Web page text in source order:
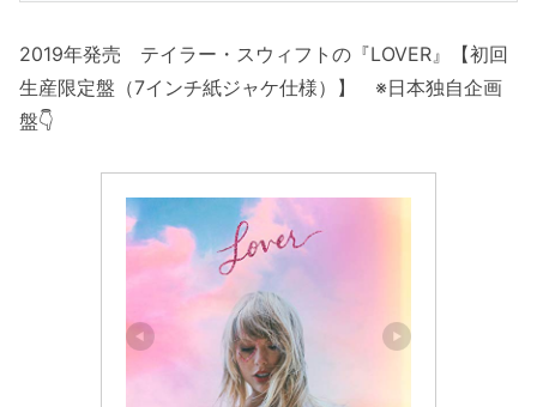
2019年発売 テイラー・スウィフトの『LOVER』【初回
生産限定盤（7インチ紙ジャケ仕様）】 ※日本独自企画
盤👇